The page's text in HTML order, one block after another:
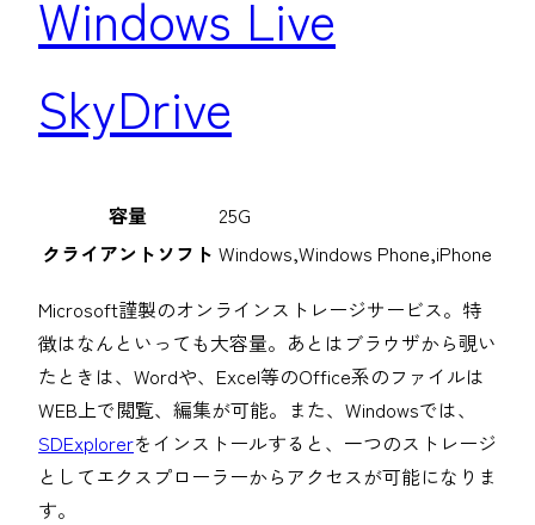
Windows Live
SkyDrive
容量
25G
クライアントソフト Windows,Windows Phone,iPhone
Microsoft謹製のオンラインストレージサービス。特
徴はなんといっても大容量。あとはブラウザから覗い
たときは、Wordや、Excel等のOffice系のファイルは
WEB上で閲覧、編集が可能。また、Windowsでは、
SDExplorerをインストールすると、一つのストレージ
としてエクスプローラーからアクセスが可能になりま
す。